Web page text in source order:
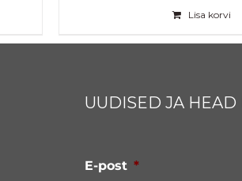
€ 7,87.Lisa korvi
UUDISED JA
E-post *